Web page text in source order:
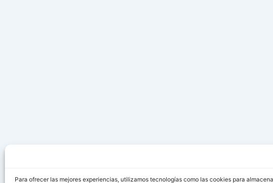
Para ofrecer las mejores experiencias, utilizamos tecnologías como las cookies para